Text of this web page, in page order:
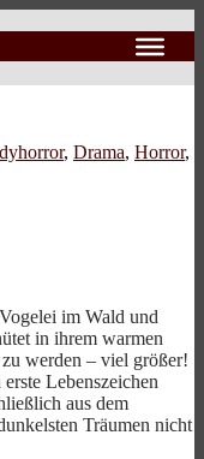
, Drama, Horror,
im Wald und
in ihrem warmen
werden – viel größer!
Lebenszeichen
aus dem
Träumen nicht